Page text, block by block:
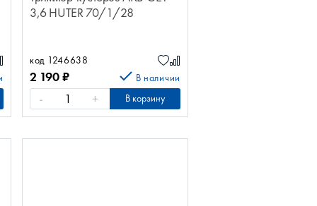
3,6 HUTER 70/1/28
код 1246638
2 190₽ В наличии
- + В корзину